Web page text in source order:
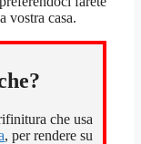
vostra casa.
che usa
, per rendere su